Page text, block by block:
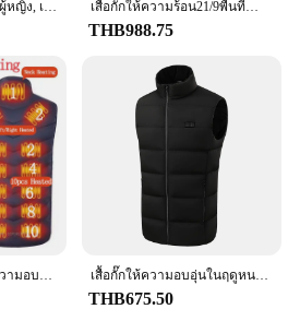
เสื้อกั๊กกันหนาวสำหรับผู้หญิง, เสื้อกั๊กทำความร้อนไฟฟ้าให้ความอบอุ่นกลางแจ้งสามารถซักได้ชาร์จ USB เสื้อผ้าให้ความอบอุ่นสำหรับฤดูหนาวเล่นสกีเดินป่าตั้งแคมป์ เสื้อกั๊กให้ความร้อน21/9พื้นที่สำหรับผู้ชายเสื้อแจ็กเก็ตให้ความอบอุ่นแก่ร่างกายสำหรับฤดูหนาวเสื้อแจ็คเก็ตยุทธวิธีเสื้อให้ความอบอุ่นแก่ร่างกายสำหรับ6XL
THB988.75
เสื้อแจ็กเก็ตเสื้อกั๊กให้ความอบอุ่นในพื้นที่21ทำความร้อนไฟฟ้าเสื้อโค้ทให้ความร้อนมีช่องเสียบ USB สำหรับตั้งแคมป์ เสื้อกั๊กให้ความอบอุ่นในฤดูหนาวของผู้ชาย, เสื้อกั๊กให้ความอบอุ่นในฤดูหนาวมีช่องเสียบ USB 9แผ่นทำความอุ่นคาร์บอนไฟเบอร์3ระดับ
THB675.50